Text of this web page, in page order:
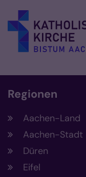
Regionen
Aachen-Land
Aachen-Stadt
Düren
Eifel